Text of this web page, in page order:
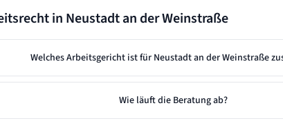
in Neustadt an der Weinstraße
Welches Arbeitsgericht ist für Neustadt an der Weinstraße
Wie läuft die Beratung ab?